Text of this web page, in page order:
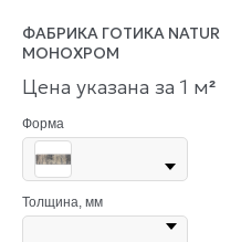
ФАБРИКА ГОТИКА NATUR
МОНОХРОМ
Цена указана за 1 м²
Форма
Толщина, мм